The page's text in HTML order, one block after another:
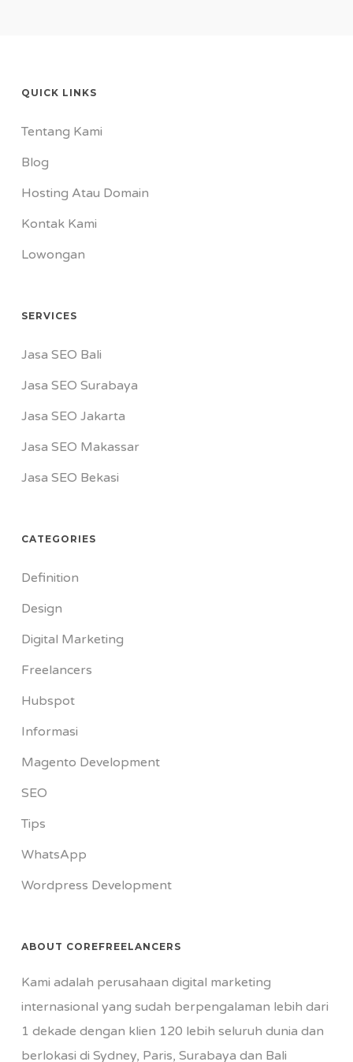
QUICK LINKS
Tentang Kami
Blog
Hosting Atau Domain
Kontak Kami
Lowongan
SERVICES
Jasa SEO Bali
Jasa SEO Surabaya
Jasa SEO Jakarta
Jasa SEO Makassar
Jasa SEO Bekasi
CATEGORIES
Definition
Design
Digital Marketing
Freelancers
Hubspot
Informasi
Magento Development
SEO
Tips
WhatsApp
Wordpress Development
ABOUT COREFREELANCERS
Kami adalah perusahaan digital marketing
internasional yang sudah berpengalaman lebih dari
1 dekade dengan klien 120 lebih seluruh dunia dan
berlokasi di Sydney, Paris, Surabaya dan Bali